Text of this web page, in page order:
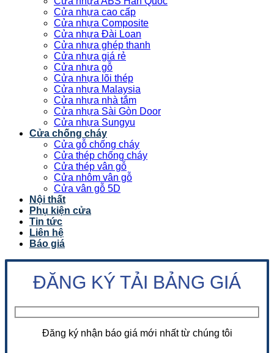
Cửa nhựa cao cấp
Cửa nhựa Composite
Cửa nhựa Đài Loan
Cửa nhựa ghép thanh
Cửa nhựa giá rẻ
Cửa nhựa gỗ
Cửa nhựa lõi thép
Cửa nhựa Malaysia
Cửa nhựa nhà tắm
Cửa nhựa Sài Gòn Door
Cửa nhựa Sungyu
Cửa chống cháy
Cửa gỗ chống cháy
Cửa thép chống cháy
Cửa thép vân gỗ
Cửa nhôm vân gỗ
Cửa vân gỗ 5D
Nội thất
Phụ kiện cửa
Tin tức
Liên hệ
Báo giá
ĐĂNG KÝ TẢI BẢNG GIÁ
Đăng ký nhận báo giá mới nhất từ chúng tôi